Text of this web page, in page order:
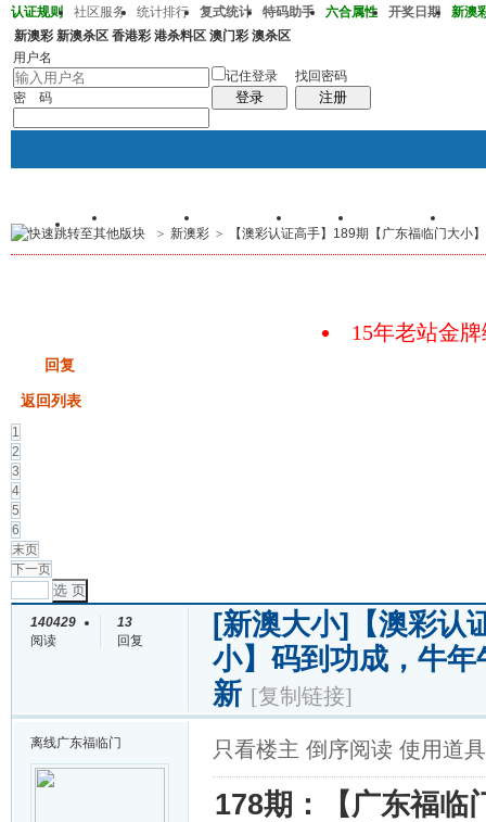
认证规则 社区服务 统计排行 复式统计 特码助手 六合属性 开奖日期
新澳
澳彩222期02-23-41-32-34-16T20
新澳彩 新澳杀区 香港彩 港杀料区 澳门彩 澳杀区
用户名
密 码
记住登录
登录
找回密码
注册
首页 交易记录 我的帖子 群组 个人中心 手
帖子
码皇总管
说：2026年7月底即将 开启特邀
> 新澳彩 > 【澳彩认证高手】189期【广东福临门大小
15年老站金
回复
返回列表
1
2
3
4
5
6
末页
下一页
选 页
140429
阅读
13
回复
[新澳大小]
【澳彩
小】码到功成，牛
新 [复制链接]
离线广东福临门 只看楼主 倒序阅读 使用道具
178期：【广东福临